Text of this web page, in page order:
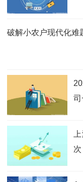
破解小农户现代化难
司